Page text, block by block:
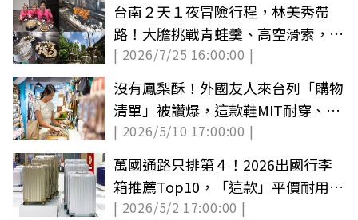
台南２天１夜冒險行程，林美秀帶
路！大膽挑戰青蛙羹、高空滑索，現
採愛文芒果
| 2026/7/25 16:00:00 |
沒有鳳梨酥！外國友人來台列「購物
清單」被讚爆，這款鞋MIT耐穿、腳
不痛
| 2026/5/10 17:00:00 |
萬國通路只排第４！2026出國行李
箱推薦Top10，「這款」平價耐用、
滑順好推
| 2026/5/2 17:00:00 |